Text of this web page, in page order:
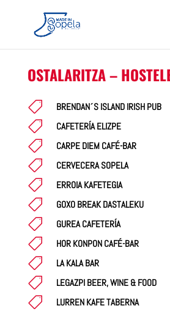
OSTALARITZA –
 BRENDAN´S ISLAND IRISH PUB
 CAFETERÍA ELIZPE
 CARPE DIEM CAFÉ-BAR
 CERVECERA SOPELA
 ERROIA KAFETEGIA
 GOXO BREAK DASTALEKU
 GUREA CAFETERÍA
 HOR KONPON CAFÉ-BAR
 LA KALA BAR
 LEGAZPI BEER, WINE & FOOD
 LURREN KAFE TABERNA